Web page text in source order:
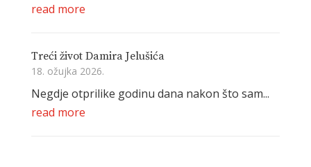
read more
Treći život Damira Jelušića
18. ožujka 2026.
Negdje otprilike godinu dana nakon što sam...
read more